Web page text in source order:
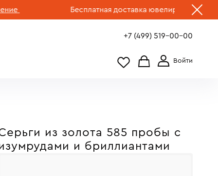
Бесплатная доставка ювелирных изделий по
+7 (499) 519-00-00
из золота 585 пробы c
и бриллиантами